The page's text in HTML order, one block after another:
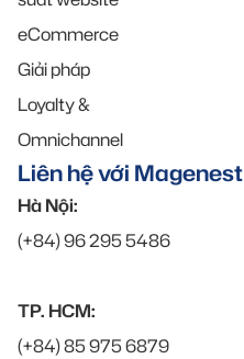
eCommerce
Giải pháp
Loyalty &
Omnichannel
Liên hệ với Magenest
Hà Nội:
(+84) 96 295 5486
TP. HCM:
(+84) 85 975 6879